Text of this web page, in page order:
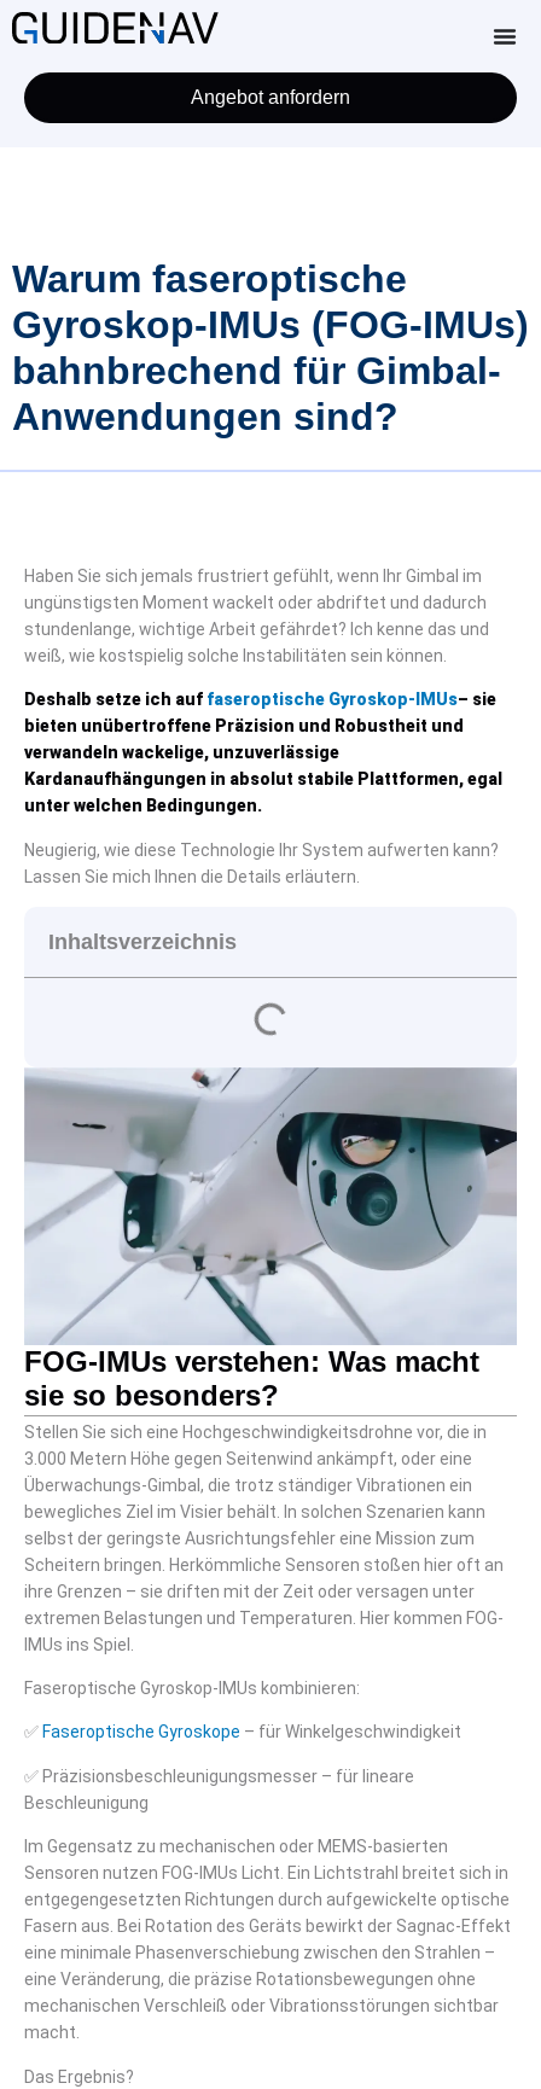
Angebot anfordern
Warum faseroptische
Gyroskop-IMUs (FOG-IMUs)
bahnbrechend für Gimbal-
Anwendungen sind?
Haben Sie sich jemals frustriert gefühlt, wenn Ihr Gimbal im
ungünstigsten Moment wackelt oder abdriftet und dadurch
stundenlange, wichtige Arbeit gefährdet? Ich kenne das und
weiß, wie kostspielig solche Instabilitäten sein können.
Deshalb setze ich auf faseroptische Gyroskop-IMUs– sie
bieten unübertroffene Präzision und Robustheit und
verwandeln wackelige, unzuverlässige
Kardanaufhängungen in absolut stabile Plattformen, egal
unter welchen Bedingungen.
Neugierig, wie diese Technologie Ihr System aufwerten kann?
Lassen Sie mich Ihnen die Details erläutern.
Inhaltsverzeichnis
FOG-IMUs verstehen: Was macht
sie so besonders?
Stellen Sie sich eine Hochgeschwindigkeitsdrohne vor, die in
3.000 Metern Höhe gegen Seitenwind ankämpft, oder eine
Überwachungs-Gimbal, die trotz ständiger Vibrationen ein
bewegliches Ziel im Visier behält. In solchen Szenarien kann
selbst der geringste Ausrichtungsfehler eine Mission zum
Scheitern bringen. Herkömmliche Sensoren stoßen hier oft an
ihre Grenzen – sie driften mit der Zeit oder versagen unter
extremen Belastungen und Temperaturen. Hier kommen FOG-
IMUs ins Spiel.
Faseroptische Gyroskop-IMUs kombinieren:
✅ Faseroptische Gyroskope – für Winkelgeschwindigkeit
✅ Präzisionsbeschleunigungsmesser – für lineare
Beschleunigung
Im Gegensatz zu mechanischen oder MEMS-basierten
Sensoren nutzen FOG-IMUs Licht. Ein Lichtstrahl breitet sich in
entgegengesetzten Richtungen durch aufgewickelte optische
Fasern aus. Bei Rotation des Geräts bewirkt der Sagnac-Effekt
eine minimale Phasenverschiebung zwischen den Strahlen –
eine Veränderung, die präzise Rotationsbewegungen ohne
mechanischen Verschleiß oder Vibrationsstörungen sichtbar
macht.
Das Ergebnis?